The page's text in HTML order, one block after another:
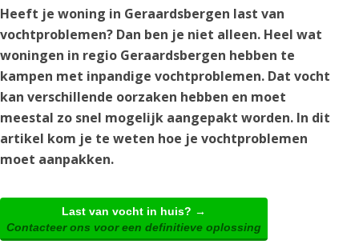
Heeft je woning in Geraardsbergen last van
vochtproblemen? Dan ben je niet alleen. Heel wat
woningen in regio Geraardsbergen hebben te
kampen met inpandige vochtproblemen. Dat vocht
kan verschillende oorzaken hebben en moet
meestal zo snel mogelijk aangepakt worden. In dit
artikel kom je te weten hoe je vochtproblemen
moet aanpakken.
Last van vocht in huis? →
Contacteer ons voor een definitieve oplossing